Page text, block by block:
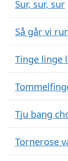
Sur, sur, sur
Så går vi
Tinge linge
Tju bang
Tornerose